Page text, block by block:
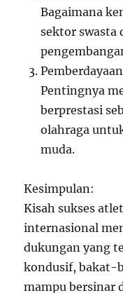
Bagaimana
sektor swasta
Pentingnya
berprestasi
olahraga
muda.
Kesimpulan:
Kisah sukses
internasional
dukungan yang
kondusif, bakat-
mampu bersinar